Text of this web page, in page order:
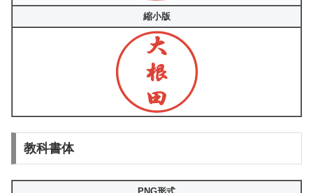
縮小版
教科書体